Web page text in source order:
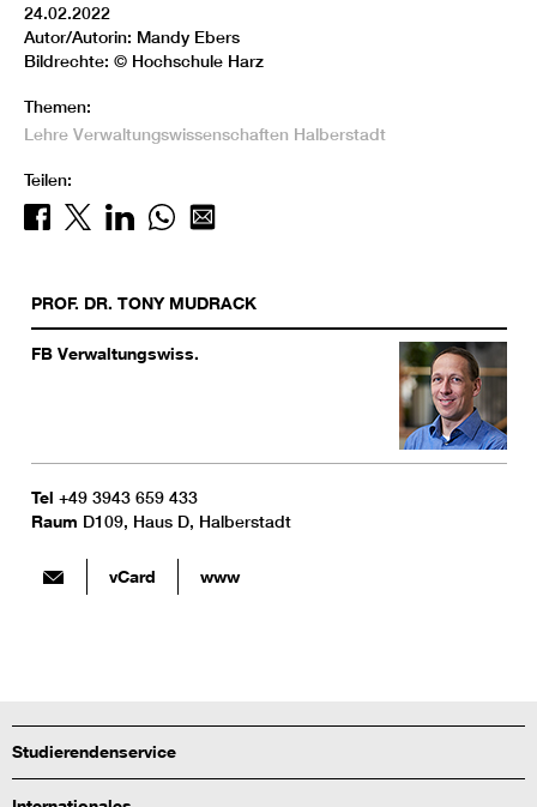
24.02.2022
Autor/Autorin: Mandy Ebers
Bildrechte: © Hochschule Harz
Themen:
Lehre Verwaltungswissenschaften Halberstadt
Teilen:
PROF. DR. TONY MUDRACK
FB Verwaltungswiss.
Tel +49 3943 659 433
Raum D109, Haus D, Halberstadt
vCard www
Studierendenservice